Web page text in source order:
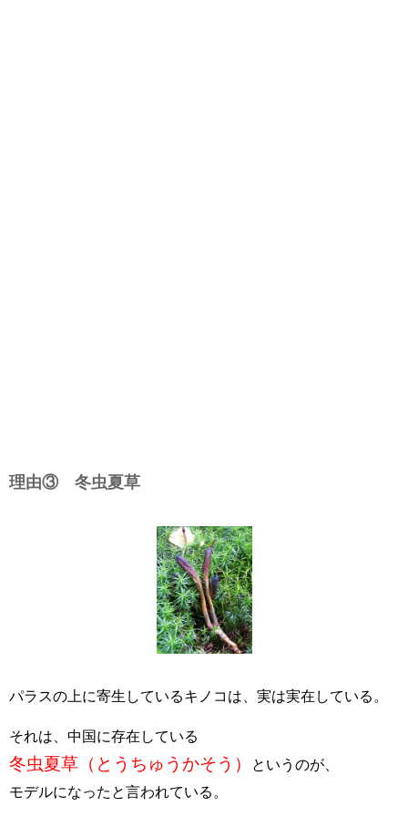
理由③ 冬虫夏草
パラスの上に寄生しているキノコは、実は実在している。
それは、中国に存在している
冬虫夏草（とうちゅうかそう）
というのが、
モデルになったと言われている。